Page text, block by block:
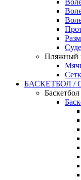
Пляжный
БАСКЕТБОЛ /
Баскетбол